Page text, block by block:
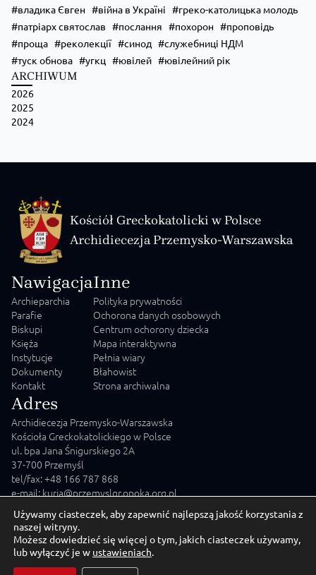
владика Євген
війна в Україні
греко-католицька молодь
патріарх святослав
послання похорон
проповідь
проща
реколекції синод
служебниці НДМ
туск обнова
угкц ювілей ювілейний рік
ARCHIWUM
2026
2025
2024
Kościół Greckokatolicki w Polsce
Archidiecezja Przemysko-Warszawska
Nawigacja
Archieparchia
Parafie
Biskupi
Księża
Instytucje
Dokumenty
Kontakt
Inne
Polityka prywatności
Ochorona danych osobowych
Centrum ochorony dziecka
Mapa interaktywna
Pełnia wiary
Błahowist
Strona archiwalna
Adres
Archidiecezja Przemysko-Warszawska
Kościoła Greckokatolickiego w Polsce
ul. bpa Jana Śnigurskiego 2A
37-700 Przemyśl
tel/fax: +48 166 787 868
e-mail: kuria@przemyslgr.opoka.org.pl
Używamy ciasteczek, aby zapewnić najlepszą jakość korzystania z
naszej witryny.
Możesz dowiedzieć się więcej o tym, jakich ciasteczek używamy,
lub wyłączyć je w ustawieniach.